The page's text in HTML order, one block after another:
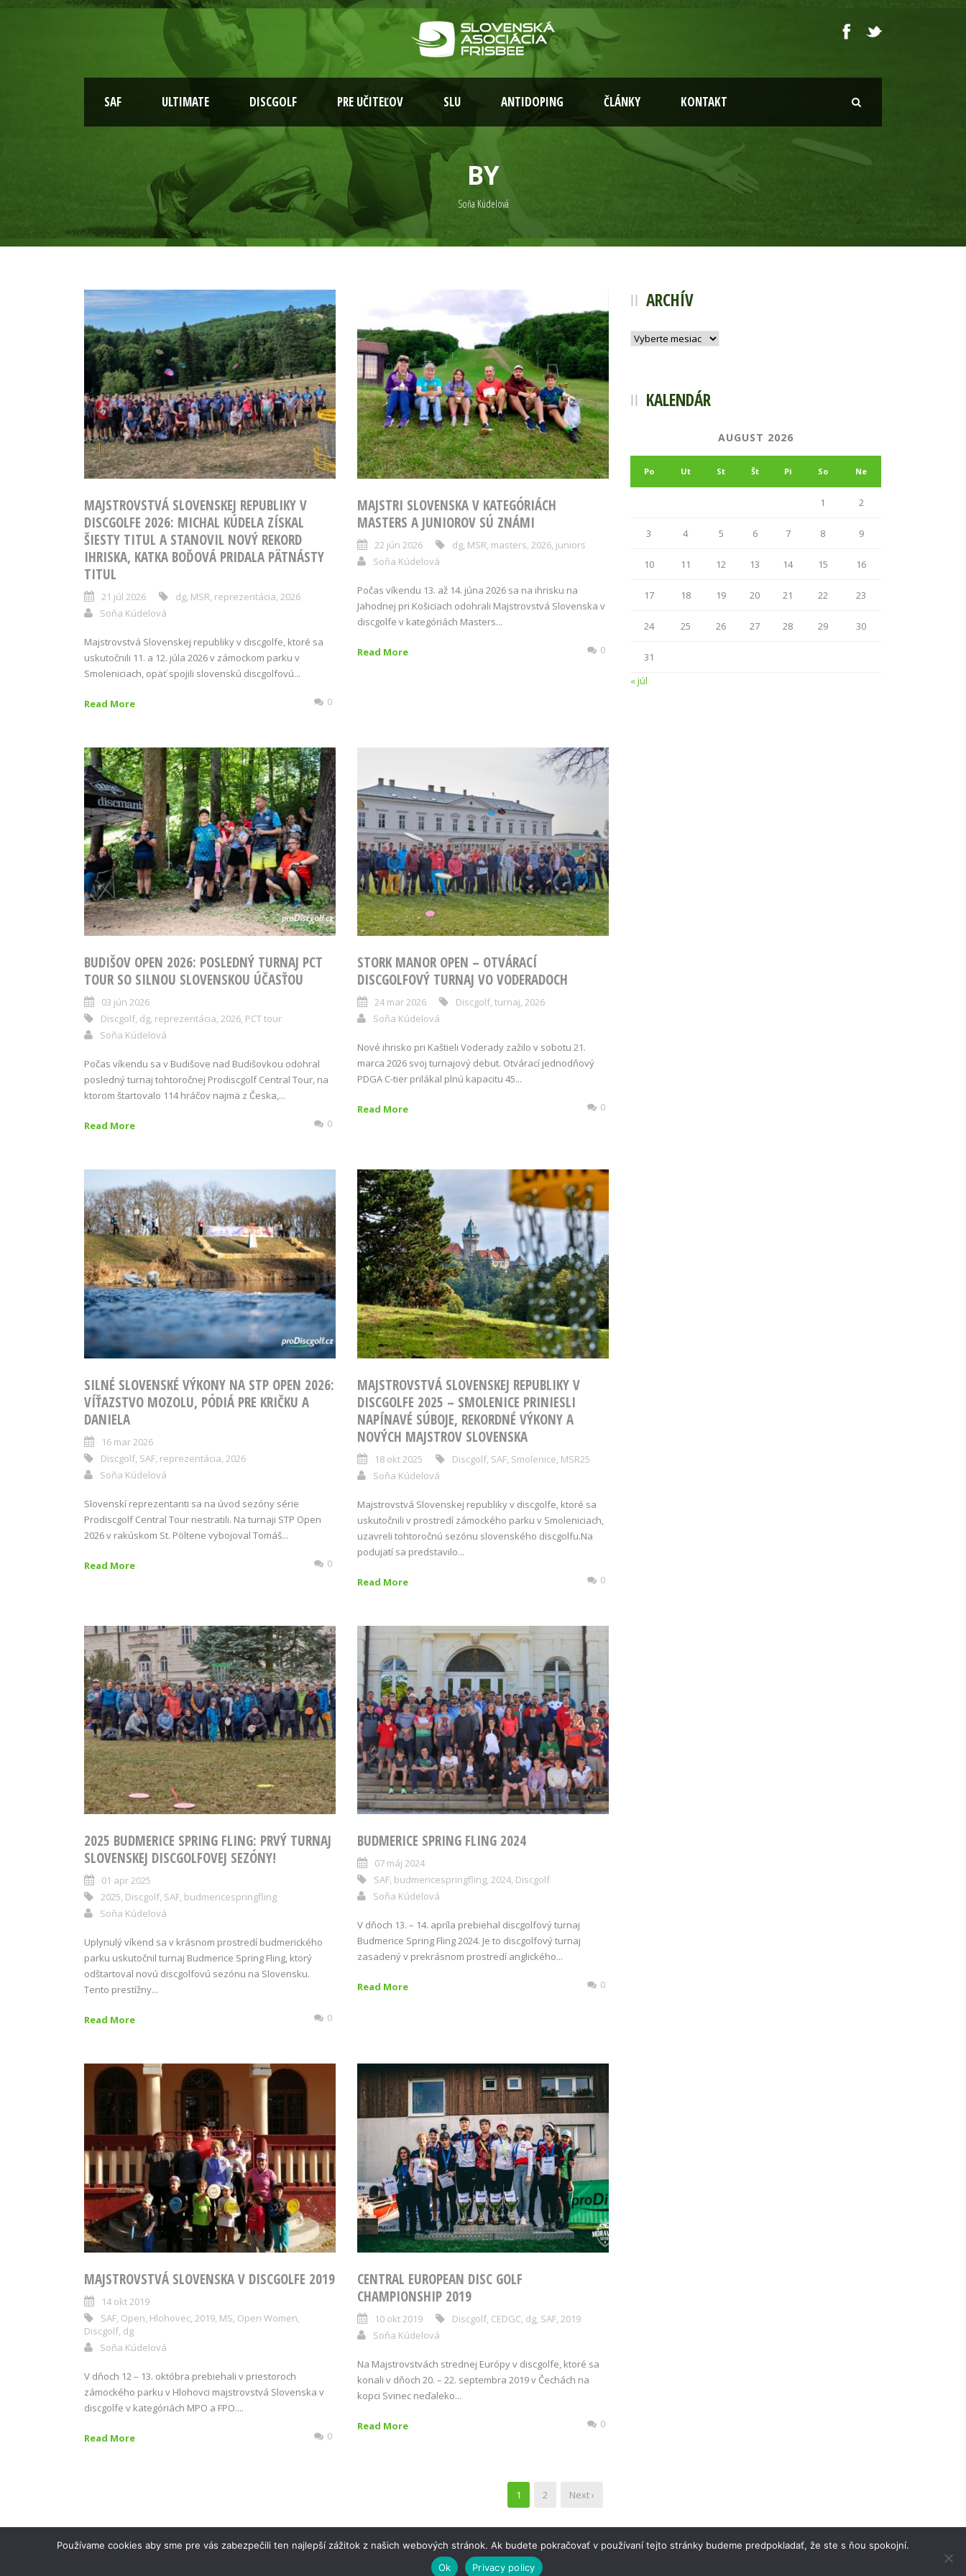
SAF ULTIMATE DISCGOLF PRE UČITEĽOV SLU ANTIDOPING ČLÁNKY KONTAKT
BY
Soňa Kúdelová
MAJSTROVSTVÁ SLOVENSKEJ REPUBLIKY V
DISCGOLFE 2026: MICHAL KÚDELA ZÍSKAL
ŠIESTY TITUL A STANOVIL NOVÝ REKORD
IHRISKA, KATKA BOĎOVÁ PRIDALA PÄTNÁSTY
TITUL
21 júl 2026 dg MSR reprezentácia 2026
Soňa Kúdelová
Majstrovstvá Slovenskej republiky v discgolfe, ktoré sa
uskutočnili 11. a 12. júla 2026 v zámockom parku v
Smoleniciach, opäť spojili slovenskú discgolfovú...
Read More 0
MAJSTRI SLOVENSKA V KATEGÓRIÁCH
MASTERS A JUNIOROV SÚ ZNÁMI
22 jún 2026 dg MSR masters 2026 juniors
Soňa Kúdelová
Počas víkendu 13. až 14. júna 2026 sa na ihrisku na
Jahodnej pri Košiciach odohrali Majstrovstvá Slovenska v
discgolfe v kategóriách Masters...
Read More 0
BUDIŠOV OPEN 2026: POSLEDNÝ TURNAJ PCT
TOUR SO SILNOU SLOVENSKOU ÚČASŤOU
03 jún 2026
Discgolf, dg, reprezentácia, 2026, PCT tour
Soňa Kúdelová
Počas víkendu sa v Budišove nad Budišovkou odohral
posledný turnaj tohtoročnej Prodiscgolf Central Tour, na
ktorom štartovalo 114 hráčov najmä z Česka,...
Read More 0
STORK MANOR OPEN – OTVÁRACÍ
DISCGOLFOVÝ TURNAJ VO VODERADOCH
24 mar 2026 Discgolf, turnaj, 2026
Soňa Kúdelová
Nové ihrisko pri Kaštieli Voderady zažilo v sobotu 21.
marca 2026 svoj turnajový debut. Otvárací jednodňový
PDGA C-tier prilákal plnú kapacitu 45...
Read More 0
SILNÉ SLOVENSKÉ VÝKONY NA STP OPEN 2026:
VÍŤAZSTVO MOZOLU, PÓDIÁ PRE KRIČKU A
DANIELA
16 mar 2026
Discgolf SAF reprezentácia 2026
Soňa Kúdelová
Slovenskí reprezentanti sa na úvod sezóny série
Prodiscgolf Central Tour nestratili. Na turnaji STP Open
2026 v rakúskom St. Pöltene vybojoval Tomáš...
Read More 0
MAJSTROVSTVÁ SLOVENSKEJ REPUBLIKY V
DISCGOLFE 2025 – SMOLENICE PRINIESLI
NAPÍNAVÉ SÚBOJE, REKORDNÉ VÝKONY A
NOVÝCH MAJSTROV SLOVENSKA
18 okt 2025 Discgolf SAF Smolenice MSR25
Soňa Kúdelová
Majstrovstvá Slovenskej republiky v discgolfe, ktoré sa
uskutočnili v prostredí zámockého parku v Smoleniciach,
uzavreli tohtoročnú sezónu slovenského discgolfu.Na
podujatí sa predstavilo...
Read More 0
2025 BUDMERICE SPRING FLING: PRVÝ TURNAJ
SLOVENSKEJ DISCGOLFOVEJ SEZÓNY!
01 apr 2025
2025, Discgolf, SAF, budmericespringfling
Soňa Kúdelová
Uplynulý víkend sa v krásnom prostredí budmerického
parku uskutočnil turnaj Budmerice Spring Fling, ktorý
odštartoval novú discgolfovú sezónu na Slovensku.
Tento prestížny...
Read More 0
BUDMERICE SPRING FLING 2024
07 máj 2024
SAF, budmericespringfling, 2024, Discgolf
Soňa Kúdelová
V dňoch 13. – 14. apríla prebiehal discgolfový turnaj
Budmerice Spring Fling 2024. Je to discgolfový turnaj
zasadený v prekrásnom prostredí anglického...
Read More 0
MAJSTROVSTVÁ SLOVENSKA V DISCGOLFE 2019
14 okt 2019
SAF Open Hlohovec 2019 MS Open Women
Discgolf dg
Soňa Kúdelová
V dňoch 12 – 13. októbra prebiehali v priestoroch
zámockého parku v Hlohovci majstrovstvá Slovenska v
discgolfe v kategóriách MPO a FPO....
Read More 0
CENTRAL EUROPEAN DISC GOLF
CHAMPIONSHIP 2019
10 okt 2019 Discgolf CEDGC dg SAF 2019
Soňa Kúdelová
Na Majstrovstvách strednej Európy v discgolfe, ktoré sa
konali v dňoch 20. – 22. septembra 2019 v Čechách na
kopci Svinec neďaleko...
Read More 0
1 2 Next ›
ARCHÍV
Archív
KALENDÁR
AUGUST 2026
Po Ut St Št Pi So Ne
1 2
3 4 5 6 7 8 9
10 11 12 13 14 15 16
17 18 19 20 21 22 23
24 25 26 27 28 29 30
31
« júl
Používame cookies aby sme pre vás zabezpečili ten najlepší zážitok z našich webových stránok. Ak budete pokračovať v používaní tejto stránky budeme predpokladať, že ste s ňou spokojní.
Ok
Privacy policy